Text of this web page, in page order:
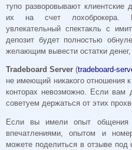
тупо разворовывают клиентские
их на счет лохоброкера.
увлекательный спектакль с
депозит будет полностью
желающим вывести остатки денег,
Tradeboard Server (tradeboard-
не имеющий никакого отношения
конторах невозможно. Если вам
советуем держаться от этих
Если вы имели опыт общения
впечатлениями, опытом и
можете поделиться в отзыве